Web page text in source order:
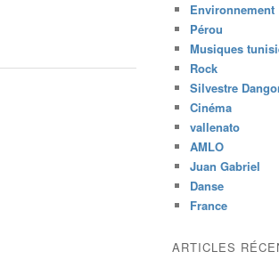
Environnement
Pérou
Musiques
Rock
Silvestre
Cinéma
vallenato
AMLO
Juan Gabriel
Danse
France
ARTICLES